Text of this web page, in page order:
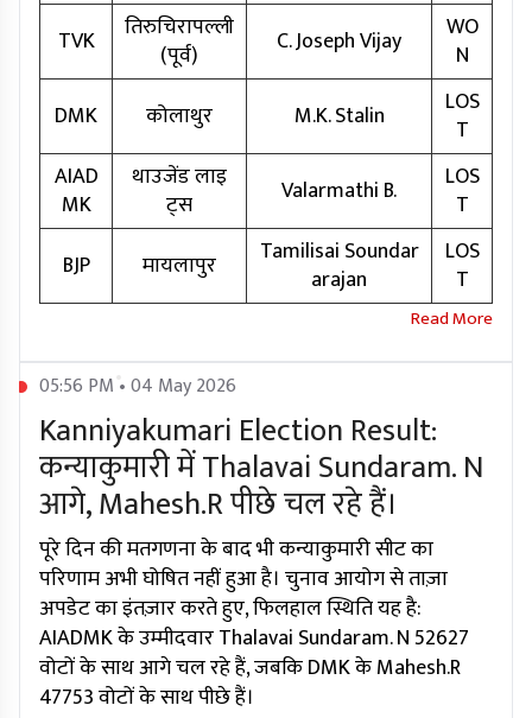
TVK
तिरुचिरापल्ली
(पूर्व)
C. Joseph Vijay
WO
N
DMK
कोलाथुर M.K. Stalin
LOS
T
AIAD
MK
थाउजेंड लाइ
ट्स
Valarmathi B.
LOS
T
BJP
मायलापुर
Tamilisai Soundar
arajan
LOS
T
05:56 PM • 04 May 2026
Kanniyakumari Election Result:
कन्याकुमारी में Thalavai Sundaram. N
आगे, Mahesh.R पीछे चल रहे हैं।
पूरे दिन की मतगणना के बाद भी कन्याकुमारी सीट का
परिणाम अभी घोषित नहीं हुआ है। चुनाव आयोग से ताज़ा
अपडेट का इंतज़ार करते हुए, फिलहाल स्थिति यह है:
AIADMK के उम्मीदवार Thalavai Sundaram. N 52627
वोटों के साथ आगे चल रहे हैं, जबकि DMK के Mahesh.R
47753 वोटों के साथ पीछे हैं।